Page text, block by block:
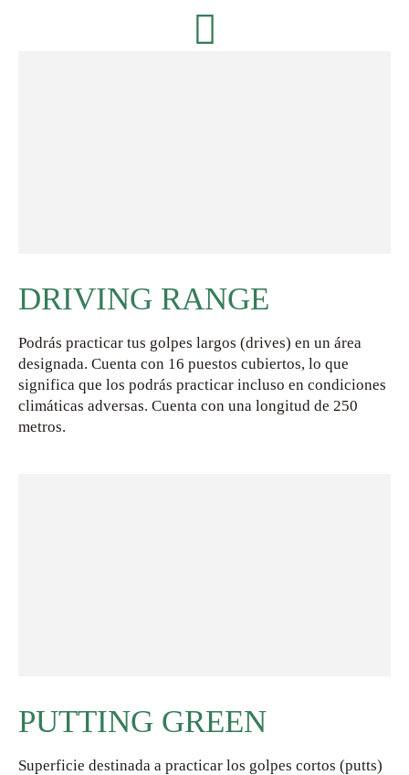
DRIVING RANGE
Podrás practicar tus golpes largos (drives) en un área
designada. Cuenta con 16 puestos cubiertos, lo que
significa que los podrás practicar incluso en condiciones
climáticas adversas. Cuenta con una longitud de 250
metros.
PUTTING GREEN
Superficie destinada a practicar los golpes cortos (putts)